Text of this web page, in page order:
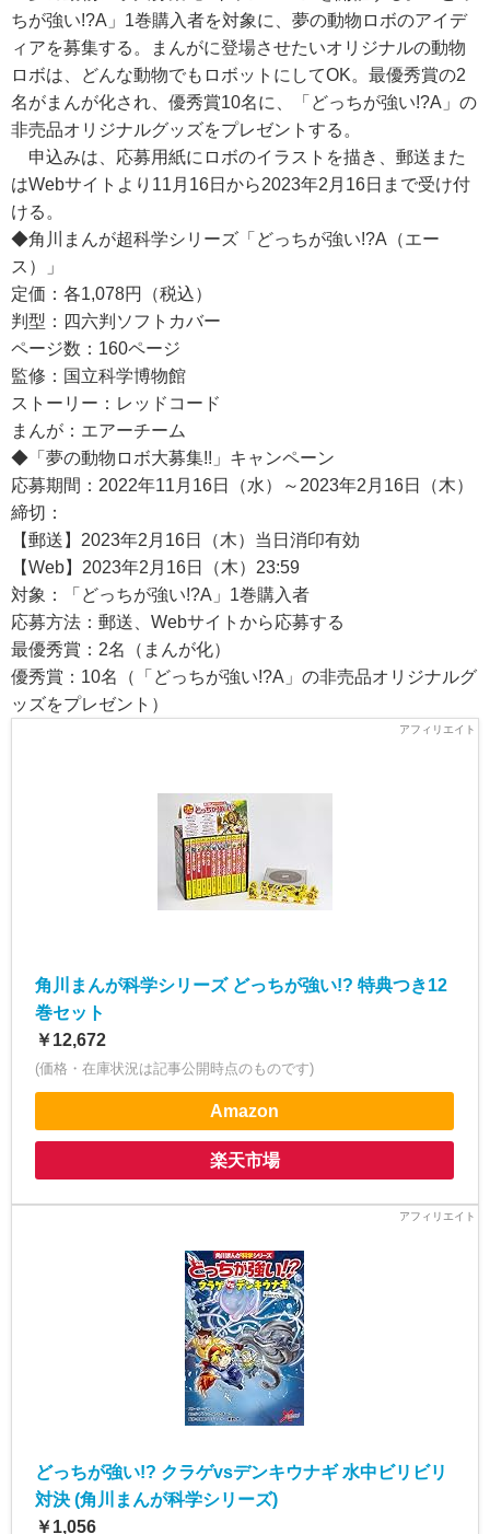
ちが強い!?A」1巻購入者を対象に、夢の動物ロボのアイデ
ィアを募集する。まんがに登場させたいオリジナルの動物
ロボは、どんな動物でもロボットにしてOK。最優秀賞の2
名がまんが化され、優秀賞10名に、「どっちが強い!?A」の
非売品オリジナルグッズをプレゼントする。
申込みは、応募用紙にロボのイラストを描き、郵送また
はWebサイトより11月16日から2023年2月16日まで受け付
ける。
◆角川まんが超科学シリーズ「どっちが強い!?A（エー
ス）」
定価：各1,078円（税込）
判型：四六判ソフトカバー
ページ数：160ページ
監修：国立科学博物館
ストーリー：レッドコード
まんが：エアーチーム
◆「夢の動物ロボ大募集!!」キャンペーン
応募期間：2022年11月16日（水）～2023年2月16日（木）
締切：
【郵送】2023年2月16日（木）当日消印有効
【Web】2023年2月16日（木）23:59
対象：「どっちが強い!?A」1巻購入者
応募方法：郵送、Webサイトから応募する
最優秀賞：2名（まんが化）
優秀賞：10名（「どっちが強い!?A」の非売品オリジナルグ
ッズをプレゼント）
角川まんが科学シリーズ どっちが強い!? 特典つき12
巻セット
￥12,672
(価格・在庫状況は記事公開時点のものです)
Amazon
楽天市場
どっちが強い!? クラゲvsデンキウナギ 水中ビリビリ
対決 (角川まんが科学シリーズ)
￥1,056